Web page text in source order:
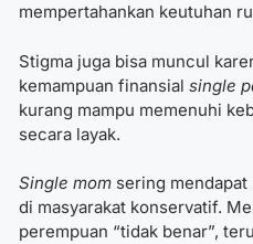
mempertahankan keutuhan
Stigma juga bisa muncul
kemampuan finansial single
kurang mampu memenuhi
secara layak.
Single mom sering
di masyarakat konservatif.
perempuan “tidak benar”,